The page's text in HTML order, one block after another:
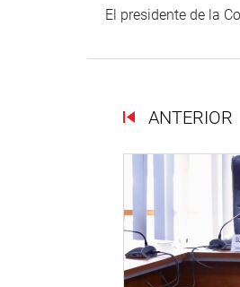
El presidente de la
ANTERIOR